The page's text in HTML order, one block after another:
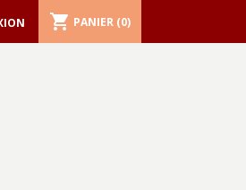
shopping_cart PANIER (0)